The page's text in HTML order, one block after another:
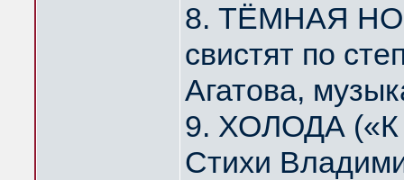
8. ТЁМНАЯ
свистят по
Агатова,
9. ХОЛОДА («К
Стихи